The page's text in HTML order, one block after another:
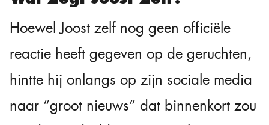
Hoewel Joost zelf nog geen officiële
reactie heeft gegeven op de geruchten,
hintte hij onlangs op zijn sociale media
naar “groot nieuws” dat binnenkort zou